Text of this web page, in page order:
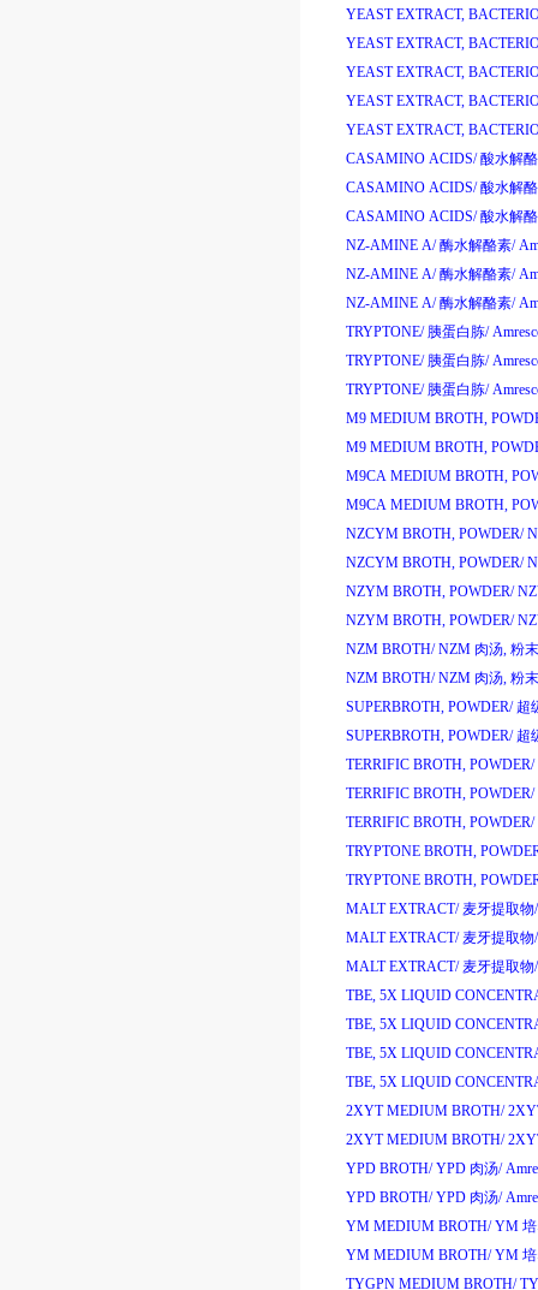
YEAST EXTRACT,
YEAST EXTRACT,
YEAST EXTRACT,
YEAST EXTRACT,
YEAST EXTRACT,
CASAMINO ACIDS/ 酸水解
CASAMINO ACIDS/ 酸水解
CASAMINO ACIDS/ 酸水解
NZ-AMINE A/ 酶水解酪素/
NZ-AMINE A/ 酶水解酪素/
NZ-AMINE A/ 酶水解酪素/
TRYPTONE/ 胰蛋白胨/
TRYPTONE/ 胰蛋白胨/
TRYPTONE/ 胰蛋白胨/
M9 MEDIUM BROTH,
M9 MEDIUM BROTH,
M9CA MEDIUM BROTH,
M9CA MEDIUM BROTH,
NZCYM BROTH, POWDER/
NZCYM BROTH, POWDER/
NZYM BROTH, POWDER/
NZYM BROTH, POWDER/
NZM BROTH/ NZM 肉汤, 粉末
NZM BROTH/ NZM 肉汤, 粉末
SUPERBROTH, POWDER/ 超
SUPERBROTH, POWDER/ 超
TERRIFIC BROTH, POWDER/
TERRIFIC BROTH, POWDER/
TERRIFIC BROTH, POWDER/
TRYPTONE BROTH,
TRYPTONE BROTH,
MALT EXTRACT/ 麦牙提取物/
MALT EXTRACT/ 麦牙提取物/
MALT EXTRACT/ 麦牙提取物/
TBE, 5X LIQUID
TBE, 5X LIQUID
TBE, 5X LIQUID
TBE, 5X LIQUID
2XYT MEDIUM BROTH/
2XYT MEDIUM BROTH/
YPD BROTH/ YPD 肉汤/
YPD BROTH/ YPD 肉汤/
YM MEDIUM BROTH/ YM
YM MEDIUM BROTH/ YM
TYGPN MEDIUM BROTH/